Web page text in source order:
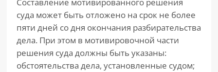
суда может быть отложено на срок не более
пяти дней со дня окончания разбирательства
дела. При этом в мотивировочной части
решения суда должны быть указаны:
обстоятельства дела, установленные судом;